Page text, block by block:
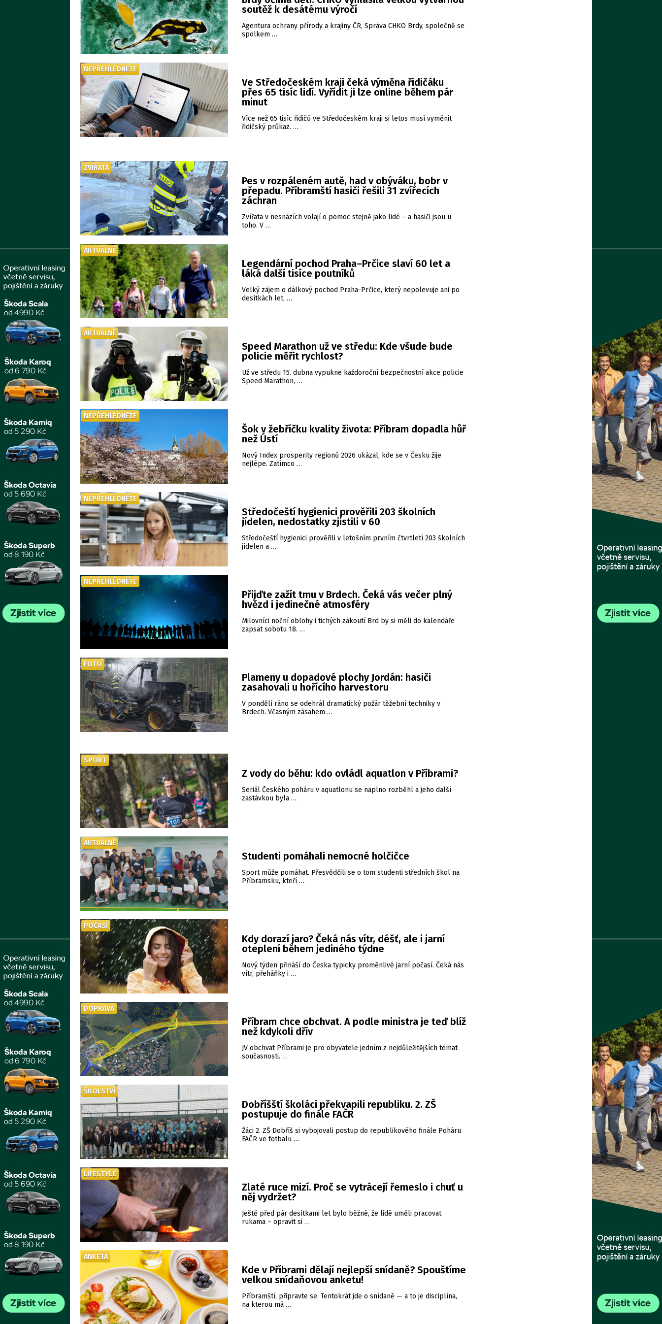
soutěž k desátému výročí
Agentura ochrany přírody a krajiny ČR, Správa CHKO Brdy, společně se
spolkem …
Ve Středočeském kraji čeká výměna řidičáku
přes 65 tisíc lidí. Vyřídit ji lze online během pár
minut
Více než 65 tisíc řidičů ve Středočeském kraji si letos musí vyměnit
řidičský průkaz. …
NEPŘEHLÉDNĚTE
Pes v rozpáleném autě, had v obýváku, bobr v
přepadu. Příbramští hasiči řešili 31 zvířecích
záchran
Zvířata v nesnázích volají o pomoc stejně jako lidé – a hasiči jsou u
toho. V …
ZVÍŘATA
Legendární pochod Praha–Prčice slaví 60 let a
láká další tisíce poutníků
Velký zájem o dálkový pochod Praha-Prčice, který nepolevuje ani po
desítkách let, …
AKTUÁLNĚ
Speed Marathon už ve středu: Kde všude bude
policie měřit rychlost?
Už ve středu 15. dubna vypukne každoroční bezpečnostní akce policie
Speed Marathon, …
AKTUÁLNĚ
Šok v žebříčku kvality života: Příbram dopadla hůř
než Ústí
Nový Index prosperity regionů 2026 ukázal, kde se v Česku žije
nejlépe. Zatímco …
NEPŘEHLÉDNĚTE
Středočeští hygienici prověřili 203 školních
jídelen, nedostatky zjistili v 60
Středočeští hygienici prověřili v letošním prvním čtvrtletí 203 školních
jídelen a …
NEPŘEHLÉDNĚTE
Přijďte zažít tmu v Brdech. Čeká vás večer plný
hvězd i jedinečné atmosféry
Milovníci noční oblohy i tichých zákoutí Brd by si měli do kalendáře
zapsat sobotu 18. …
NEPŘEHLÉDNĚTE
Plameny u dopadové plochy Jordán: hasiči
zasahovali u hořícího harvestoru
V pondělí ráno se odehrál dramatický požár těžební techniky v
Brdech. Včasným zásahem …
FOTO
Z vody do běhu: kdo ovládl aquatlon v Příbrami?
Seriál Českého poháru v aquatlonu se naplno rozběhl a jeho další
zastávkou byla …
SPORT
Studenti pomáhali nemocné holčičce
Sport může pomáhat. Přesvědčili se o tom studenti středních škol na
Příbramsku, kteří …
AKTUÁLNĚ
Kdy dorazí jaro? Čeká nás vítr, déšť, ale i jarní
oteplení během jediného týdne
Nový týden přináší do Česka typicky proměnlivé jarní počasí. Čeká nás
vítr, přeháňky i …
POČASÍ
Příbram chce obchvat. A podle ministra je teď blíž
než kdykoli dřív
JV obchvat Příbrami je pro obyvatele jedním z nejdůležitějších témat
současnosti. …
DOPRAVA
Dobříšští školáci překvapili republiku. 2. ZŠ
postupuje do finále FAČR
Žáci 2. ZŠ Dobříš si vybojovali postup do republikového finále Poháru
FAČR ve fotbalu …
ŠKOLSTVÍ
Zlaté ruce mizí. Proč se vytrácejí řemeslo i chuť u
něj vydržet?
Ještě před pár desítkami let bylo běžné, že lidé uměli pracovat
rukama – opravit si …
LIFESTYLE
Kde v Příbrami dělají nejlepší snídaně? Spouštíme
velkou snídaňovou anketu!
Příbramští, připravte se. Tentokrát jde o snídaně — a to je disciplína,
na kterou má …
ANKETA